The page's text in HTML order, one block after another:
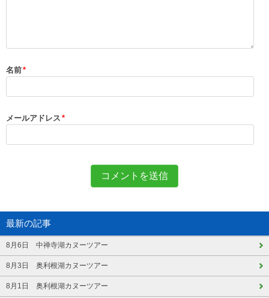
名前*
メールアドレス *
最新の記事
8月6日 中禅寺湖カヌーツアー
8月3日 奥利根湖カヌーツアー
8月1日 奥利根湖カヌーツアー